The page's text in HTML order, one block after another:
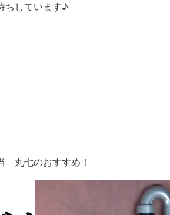
ちしています♪
丸七のおすすめ！